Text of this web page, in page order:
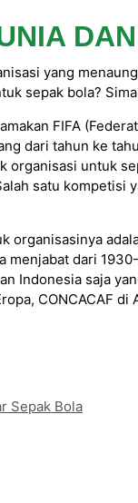
yang
sepak bola?
FIFA
dari tahun ke
organisasi untuk
satu kompetisi
organisasinya
dari
Indonesia saja
CONCACAF di
Sepak Bola